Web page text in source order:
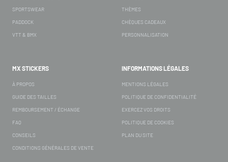
SPORTSWEAR
PADDOCK
VTT & BMX
THÈMES
CHÈQUES CADEAUX
PERSONNALISATION
MX STICKERS
À PROPOS
GUIDE DES TAILLES
REMBOURSEMENT / ÉCHANGE
FAQ
CONSEILS
CONDITIONS GÉNÉRALES DE VENTE
INFORMATIONS LÉGALES
MENTIONS LÉGALES
POLITIQUE DE CONFIDENTIALITÉ
EXERCEZ VOS DROITS
POLITIQUE DE COOKIES
PLAN DU SITE